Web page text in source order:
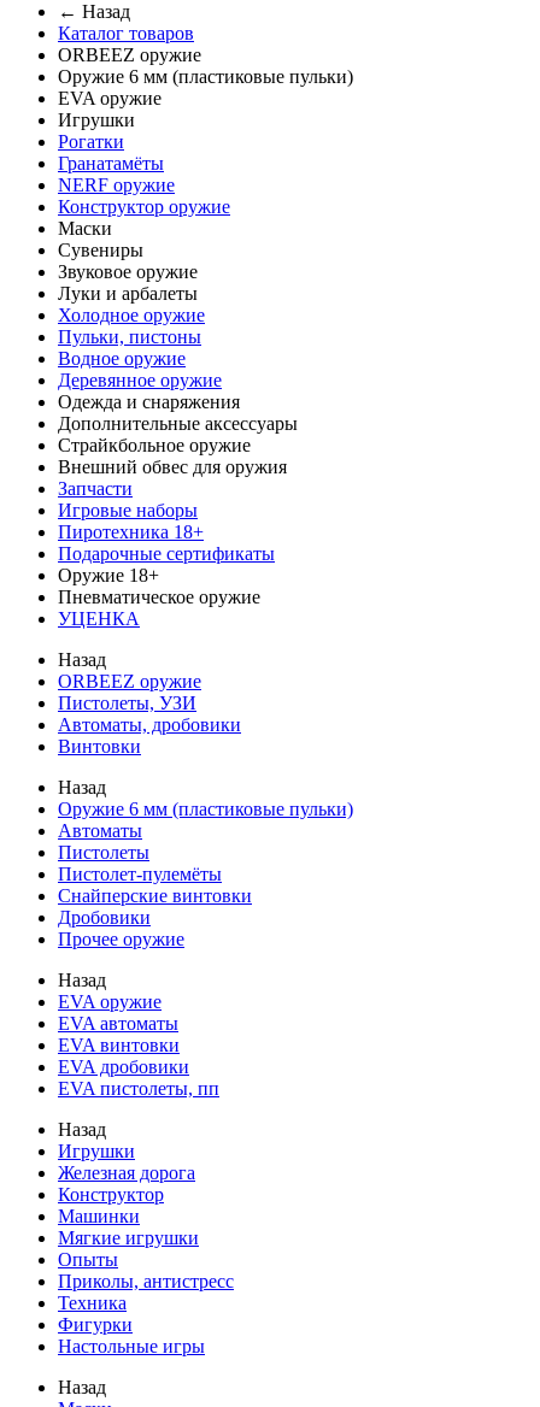
← Назад
Каталог товаров
ORBEEZ оружие
Оружие 6 мм (пластиковые пульки)
EVA оружие
Игрушки
Рогатки
Гранатамёты
NERF оружие
Конструктор оружие
Маски
Сувениры
Звуковое оружие
Луки и арбалеты
Холодное оружие
Пульки, пистоны
Водное оружие
Деревянное оружие
Одежда и снаряжения
Дополнительные аксессуары
Страйкбольное оружие
Внешний обвес для оружия
Запчасти
Игровые наборы
Пиротехника 18+
Подарочные сертификаты
Оружие 18+
Пневматическое оружие
УЦЕНКА
Назад
ORBEEZ оружие
Пистолеты, УЗИ
Автоматы, дробовики
Винтовки
Назад
Оружие 6 мм (пластиковые пульки)
Автоматы
Пистолеты
Пистолет-пулемёты
Снайперские винтовки
Дробовики
Прочее оружие
Назад
EVA оружие
EVA автоматы
EVA винтовки
EVA дробовики
EVA пистолеты, пп
Назад
Игрушки
Железная дорога
Конструктор
Машинки
Мягкие игрушки
Опыты
Приколы, антистресс
Техника
Фигурки
Настольные игры
Назад